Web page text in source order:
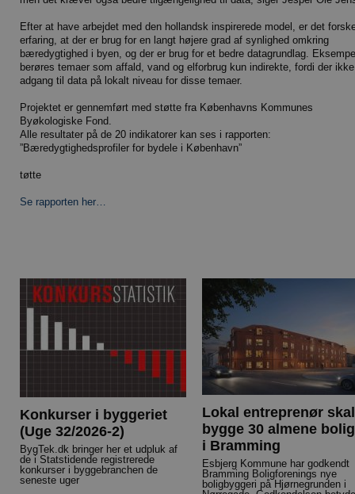
Efter at have arbejdet med den hollandsk inspirerede model, er det
erfaring, at der er brug for en langt højere grad af synlighed omkring
bæredygtighed i byen, og der er brug for et bedre datagrundlag.
berøres temaer som affald, vand og elforbrug kun indirekte, fordi der
adgang til data på lokalt niveau for disse temaer.
Projektet er gennemført med støtte fra Københavns Kommunes
Byøkologiske Fond.
Alle resultater på de 20 indikatorer kan ses i rapporten:
”Bæredygtighedsprofiler for bydele i København”
tøtte
Se rapporten her…
Konkurser i byggeriet
(Uge 32/2026-2)
BygTek.dk bringer her et udpluk af
de i Statstidende registrerede
konkurser i byggebranchen de
seneste uger
Lokal entreprenør skal
bygge 30 almene
i Bramming
Esbjerg Kommune har godkendt
Bramming Boligforenings nye
boligbyggeri på Hjørnegrunden i